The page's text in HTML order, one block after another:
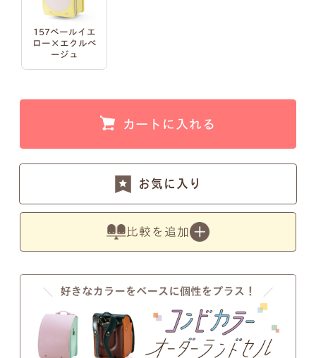
157ペールイエ
ロー×エクルベ
ージュ
カートに入れる
お気に入り
比較を追加
例5）苗字を略称 筆記体
注意事項1
わるため、文字サイズが全体的に若干小さくなりま
す。
写真の色は実物とは異なります。あらかじめご了
承ください。